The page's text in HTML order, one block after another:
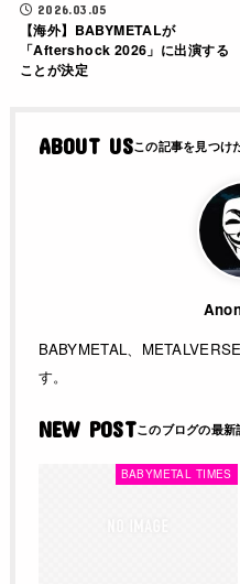
2026.03.05
【海外】BABYMETALが
「Aftershock 2026」に出演する
ことが決定
ABOUT US
BABYMETAL、
す。
NEW POST
BABYMETAL TIMES